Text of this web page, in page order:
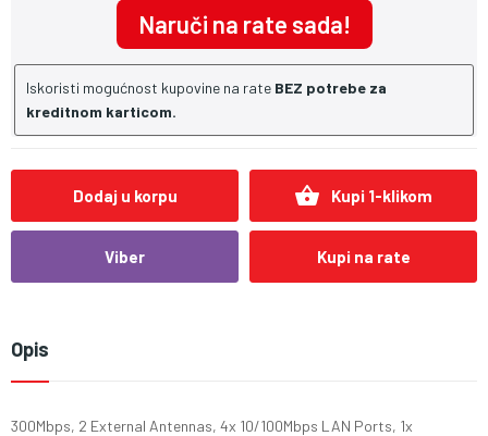
Naruči na rate sada!
Iskoristi mogućnost kupovine na rate BEZ potrebe za
kreditnom karticom.
Dodaj u korpu shopping_basket Kupi 1-klikom
Viber Kupi na rate
Opis
300Mbps, 2 External Antennas, 4x 10/100Mbps LAN Ports, 1x